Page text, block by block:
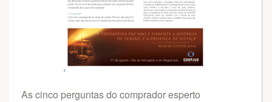
As cinco perguntas do comprador esperto